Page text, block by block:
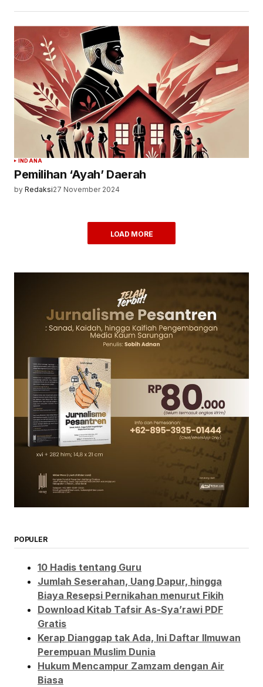
INDANA
Pemilihan ‘Ayah’ Daerah
by Redaksi27 November 2024
LOAD MORE
POPULER
10 Hadis tentang Guru
Jumlah Seserahan, Uang Dapur, hingga
Biaya Resepsi Pernikahan menurut Fikih
Download Kitab Tafsir As-Sya’rawi PDF
Gratis
Kerap Dianggap tak Ada, Ini Daftar Ilmuwan
Perempuan Muslim Dunia
Hukum Mencampur Zamzam dengan Air
Biasa